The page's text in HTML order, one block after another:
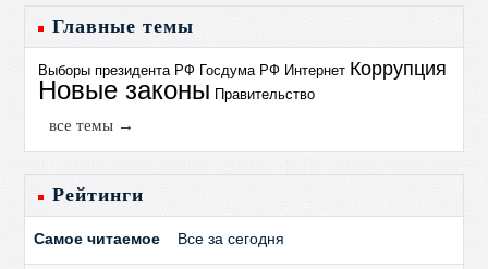
Главные темы
Выборы президента РФ Госдума РФ Интернет Коррупция
Новые законы Правительство
все темы →
Рейтинги
Самое читаемое Все за сегодня